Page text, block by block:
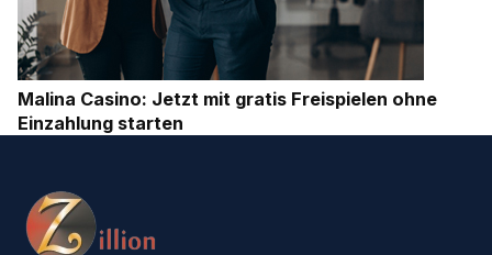
Malina Casino: Jetzt mit gratis Freispielen ohne
Einzahlung starten